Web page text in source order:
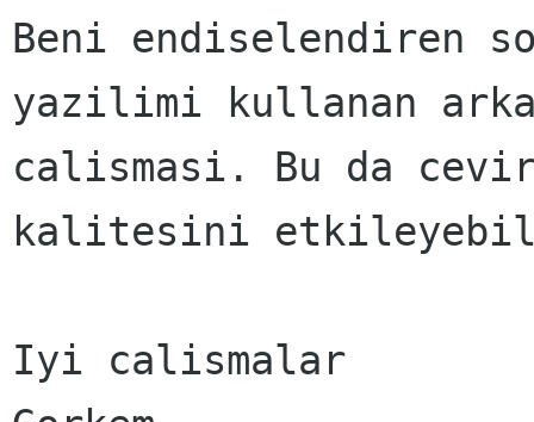
Beni endiselendiren
yazilimi kullanan
calismasi. Bu da
kalitesini
Iyi calismalar